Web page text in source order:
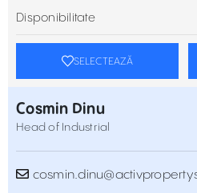
Disponibilitate
SELECTEAZĂ
Cosmin Dinu
Head of Industrial